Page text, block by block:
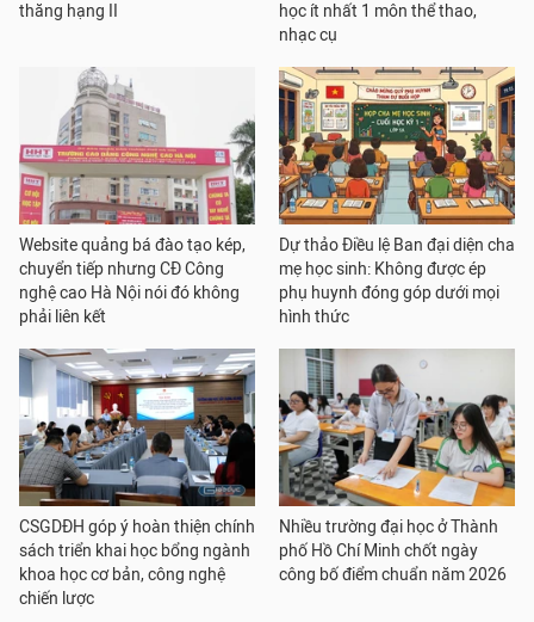
thăng hạng II
học ít nhất 1 môn thể thao,
nhạc cụ
Website quảng bá đào tạo kép,
chuyển tiếp nhưng CĐ Công
nghệ cao Hà Nội nói đó không
phải liên kết
Dự thảo Điều lệ Ban đại diện cha
mẹ học sinh: Không được ép
phụ huynh đóng góp dưới mọi
hình thức
CSGDĐH góp ý hoàn thiện chính
sách triển khai học bổng ngành
khoa học cơ bản, công nghệ
chiến lược
Nhiều trường đại học ở Thành
phố Hồ Chí Minh chốt ngày
công bố điểm chuẩn năm 2026